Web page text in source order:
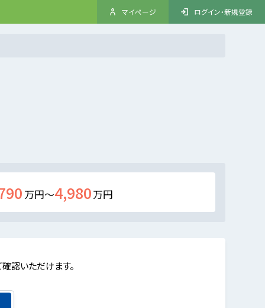
マイページ ログイン・新規登録
万円～4,980万円
確認いただけます。